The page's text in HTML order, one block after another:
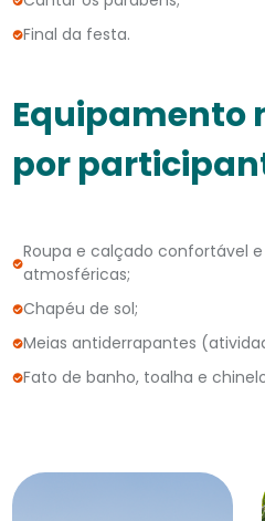
Final da festa.
Equipamento
por
Roupa e calçado confortável
atmosféricas;
Chapéu de sol;
Meias antiderrapantes
Fato de banho, toalha e